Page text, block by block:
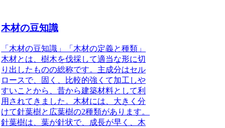
木材の豆知識
「木材の豆知識」「木材の定義と種類」
木材とは、樹木を伐採して適当な形に切
り出したものの総称です。主成分はセル
ロースで、固く、比較的強くて加工しや
すいことから、昔から建築材料として利
用されてきました。木材には、大きく分
けて針葉樹と広葉樹の2種類があります。
針葉樹は、葉が針状で、成長が早く、木